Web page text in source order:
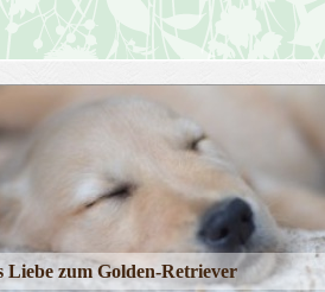
Liebe zum Golden-Retriever